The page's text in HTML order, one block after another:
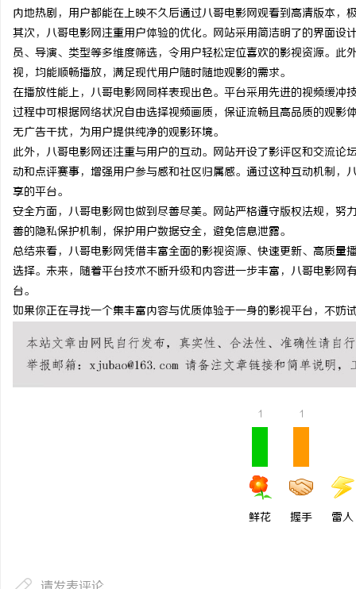
内地热剧，用户都能在上映不久后通过八哥电影网观看到高清版本，
其次，八哥电影网注重用户体验的优化。网站采用简洁明了的界面
员、导演、类型等多维度筛选，令用户轻松定位喜欢的影视资源。
视，均能顺畅播放，满足现代用户随时随地观影的需求。
在播放性能上，八哥电影网同样表现出色。平台采用先进的视频缓
过程中可根据网络状况自由选择视频画质，保证流畅且高品质的观
无广告干扰，为用户提供纯净的观影环境。
此外，八哥电影网还注重与用户的互动。网站开设了影评区和交流
动和点评赛事，增强用户参与感和社区归属感。通过这种互动机制
享的平台。
安全方面，八哥电影网也做到尽善尽美。网站严格遵守版权法规，
善的隐私保护机制，保护用户数据安全，避免信息泄露。
总结来看，八哥电影网凭借丰富全面的影视资源、快速更新、高质
选择。未来，随着平台技术不断升级和内容进一步丰富，八哥电影
台。
如果你正在寻找一个集丰富内容与优质体验于一身的影视平台，不妨
1
鲜花
1
握手 雷人
光焊接系列：高效、精准及环保的制造解决
案
全面解析2828电影网：